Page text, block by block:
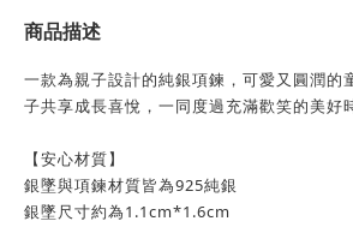
商品描述
一款為親子設計的純銀項鍊，可愛又圓潤的
子共享成長喜悅，一同度過充滿歡笑的美好
【安心材質】
銀墜與項鍊材質皆為925純銀
銀墜尺寸約為1.1cm*1.6cm